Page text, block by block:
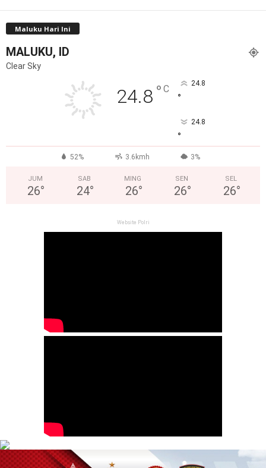
Maluku Hari Ini
MALUKU, ID
Clear Sky
24.8 ° C 24.8
°
24.8
°
52% 3.6kmh 3%
JUM
26°
SAB
24°
MING
26°
SEN
26°
SEL
26°
Website Polri